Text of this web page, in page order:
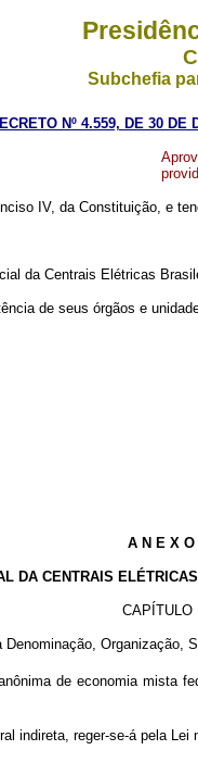
Subchefia
Nº 4.559, DE 30 DE
IV, da Constituição, e
da Centrais Elétricas
de seus órgãos e
A N E X O
DA CENTRAIS
CAPÍTULO I
Denominação, Organização,
de economia mista
indireta, reger-se-á pela Lei